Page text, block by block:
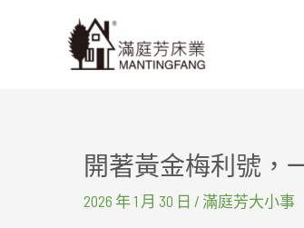
開著黃金梅利號，
2026 年 1 月 30 日 / 滿庭芳大小事